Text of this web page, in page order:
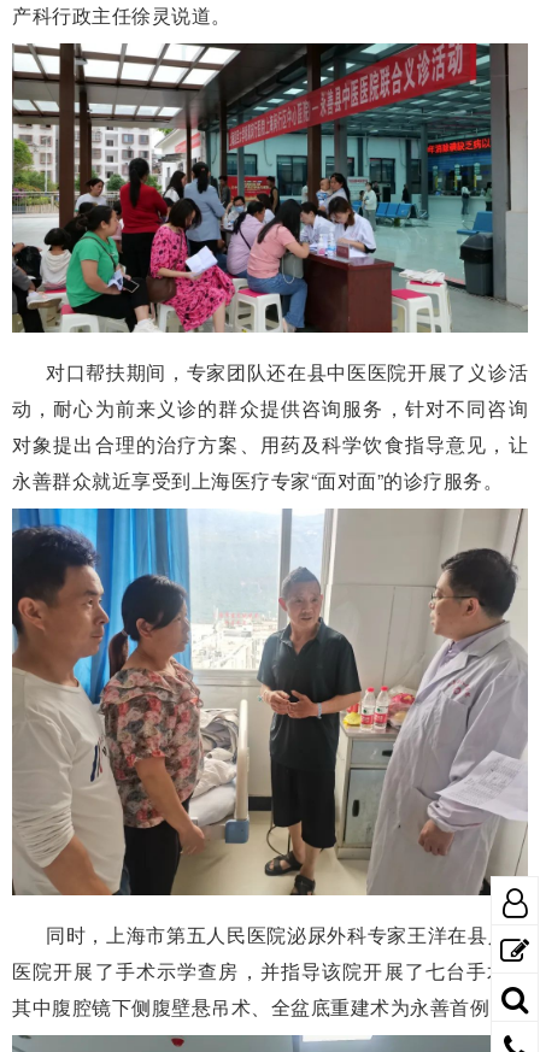
产科行政主任徐灵说道。
对口帮扶期间，专家团队还在县中医医院开展了义诊活
动，耐心为前来义诊的群众提供咨询服务，针对不同咨询
对象提出合理的治疗方案、用药及科学饮食指导意见，让
永善群众就近享受到上海医疗专家“面对面”的诊疗服务。
同时，上海市第五人民医院泌尿外科专家王洋在县人民
医院开展了手术示学查房，并指导该院开展了七台手术，
其中腹腔镜下侧腹壁悬吊术、全盆底重建术为永善首例。